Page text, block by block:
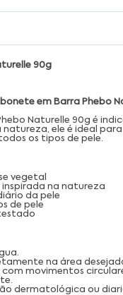
90g
em Barra Phebo
Naturelle 90g é
ele é ideal
os tipos de pele.
vegetal
na natureza
da pele
de pele
na área
com movimentos
dermatológica ou